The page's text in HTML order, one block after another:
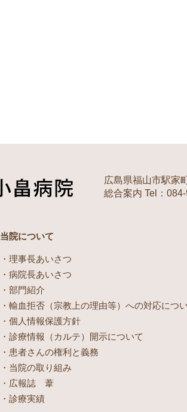
広島県福山市駅家
総合案内 Tel：
当院について
理事長あいさつ
病院長あいさつ
部門紹介
輸血拒否（宗教上の理由等）への対応につ
個人情報保護方針
診療情報（カルテ）開示について
患者さんの権利と義務
当院の取り組み
広報誌 葦
診療実績